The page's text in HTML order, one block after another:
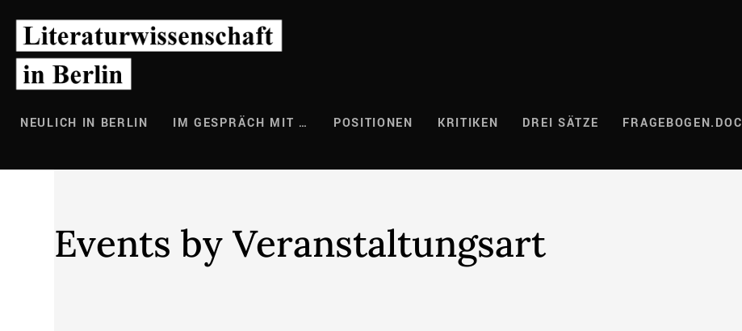
Inhalt
springen
NEULICH IN BERLIN IM GESPRÄCH MIT … POSITIONEN KRITIKEN DREI SÄTZE FRAGEBOGEN.DOC
Events by Veranstaltungsart